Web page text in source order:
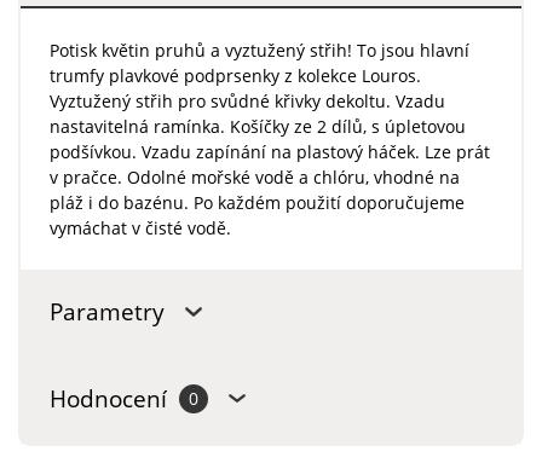
Potisk květin pruhů a vyztužený střih! To jsou hlavní
trumfy plavkové podprsenky z kolekce Louros.
Vyztužený střih pro svůdné křivky dekoltu. Vzadu
nastavitelná ramínka. Košíčky ze 2 dílů, s úpletovou
podšívkou. Vzadu zapínání na plastový háček. Lze prát
v pračce. Odolné mořské vodě a chlóru, vhodné na
pláž i do bazénu. Po každém použití doporučujeme
vymáchat v čisté vodě.
Parametry
Hodnocení 0